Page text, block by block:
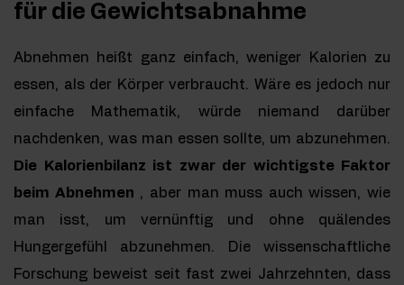
für die Gewichtsabnahme
Abnehmen heißt ganz einfach, weniger Kalorien zu
essen, als der Körper verbraucht. Wäre es jedoch nur
einfache Mathematik, würde niemand darüber
nachdenken, was man essen sollte, um abzunehmen.
Die Kalorienbilanz ist zwar der wichtigste Faktor
beim Abnehmen , aber man muss auch wissen, wie
man isst, um vernünftig und ohne quälendes
Hungergefühl abzunehmen. Die wissenschaftliche
Forschung beweist seit fast zwei Jahrzehnten, dass